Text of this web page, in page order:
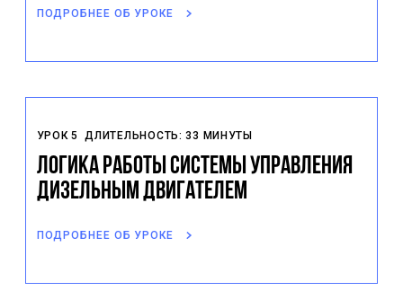
ПОДРОБНЕЕ ОБ УРОКЕ
УРОК 5 ДЛИТЕЛЬНОСТЬ: 33 МИНУТЫ
Логика работы системы управления
дизельным двигателем
ПОДРОБНЕЕ ОБ УРОКЕ